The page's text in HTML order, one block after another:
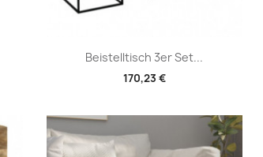
Beistelltisch 3er Set...
170,23 €
Vorschau